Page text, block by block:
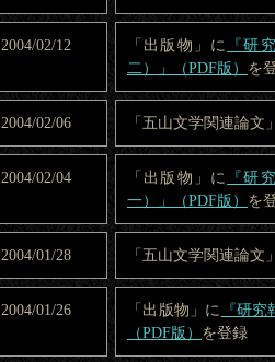
2004/02/12 「出版物」に
『研
二）」（PDF版） を
2004/02/06 「五山文学関連論文
2004/02/04 「出版物」に
『研
一）」（PDF版） を
2004/01/28 「五山文学関連論文
2004/01/26 「出版物」に
『研
（PDF版） を登録